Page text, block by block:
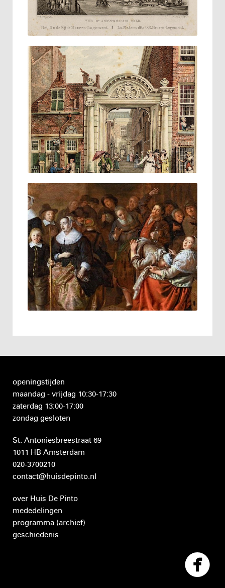
openingstijden
maandag - vrijdag 10:30-17:30
zaterdag 13:00-17:00
zondag gesloten
St. Antoniesbreestraat 69
1011 HB Amsterdam
020-3700210
contact@huisdepinto.nl
over Huis De Pinto
mededelingen
programma (archief)
geschiedenis